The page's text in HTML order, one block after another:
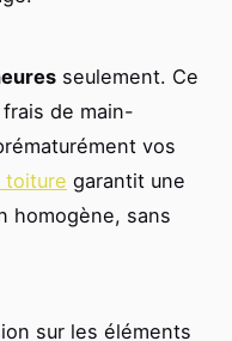
seulement. Ce
de main-
vos
toiture garantit une
homogène, sans
sur les éléments